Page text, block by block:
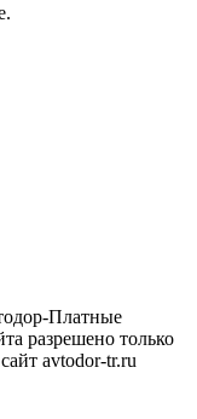
Платные
разрешено только
avtodor-tr.ru